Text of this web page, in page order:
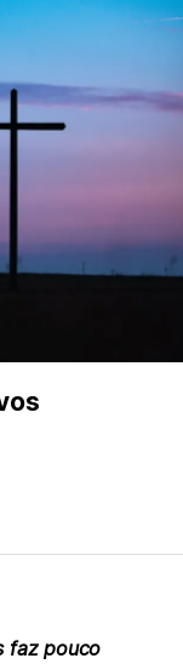
faz pouco